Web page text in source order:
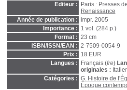
Editeur :
Paris : Presses
Renaissance
Année de publication : impr. 2005
Importance : 1 vol. (284 p.)
Format : 23 cm
ISBN/ISSN/EAN : 2-7509-0054-9
Prix : 18 EUR
Langues :
Français (fre)
originales :
Catégories : G. Histoire de
Époque